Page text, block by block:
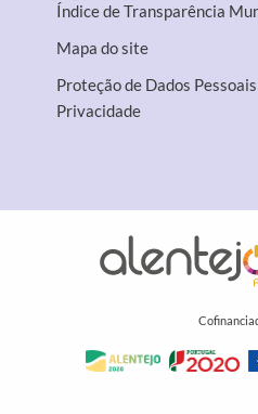
Índice de Transparência
Mapa do site
Proteção de Dados
Privacidade